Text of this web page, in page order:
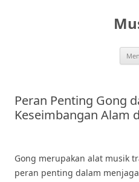
Peran Penting Gong
Keseimbangan Alam
Gong merupakan alat musik
peran penting dalam